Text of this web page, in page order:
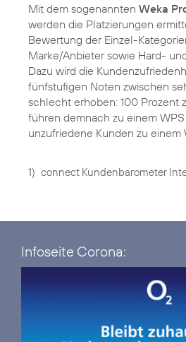
Mit dem sogenannten Weka
werden die Platzierungen
Bewertung der Einzel-
Marke/Anbieter sowie Hard-
Dazu wird die
fünfstufigen Noten zwischen
schlecht erhoben: 100 Prozent
führen demnach zu einem
unzufriedene Kunden zu einem
1) connect Kundenbarometer
Infoseite Corona: